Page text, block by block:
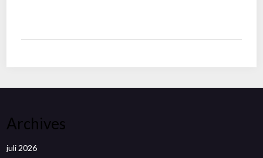
Archives
juli 2026